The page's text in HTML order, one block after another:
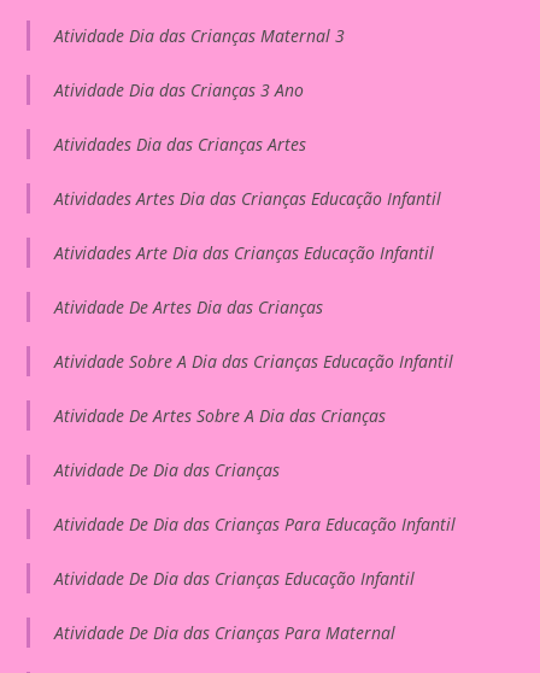
Atividade Dia das Crianças Maternal 3
Atividade Dia das Crianças 3 Ano
Atividades Dia das Crianças Artes
Atividades Artes Dia das Crianças Educação Infantil
Atividades Arte Dia das Crianças Educação Infantil
Atividade De Artes Dia das Crianças
Atividade Sobre A Dia das Crianças Educação Infantil
Atividade De Artes Sobre A Dia das Crianças
Atividade De Dia das Crianças
Atividade De Dia das Crianças Para Educação Infantil
Atividade De Dia das Crianças Educação Infantil
Atividade De Dia das Crianças Para Maternal